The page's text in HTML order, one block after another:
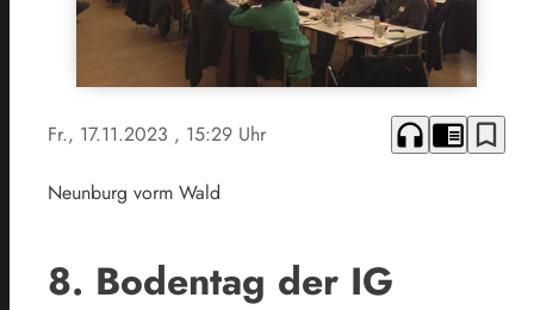
Fr., 17.11.2023 , 15:29 Uhr headphones chrome_reader_mode bookmark_border
Neunburg vorm Wald
8. Bodentag der IG